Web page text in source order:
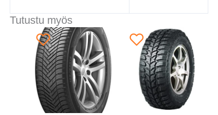
Tutustu myös